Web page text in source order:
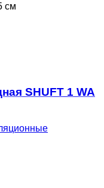
см
SHUFT 1 WA